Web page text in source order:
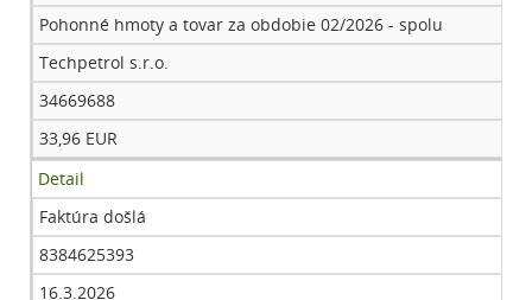
Pohonné hmoty a tovar za obdobie 02/2026 - spolu
Techpetrol s.r.o.
34669688
33,96 EUR
Detail
Faktúra došlá
8384625393
16.3.2026